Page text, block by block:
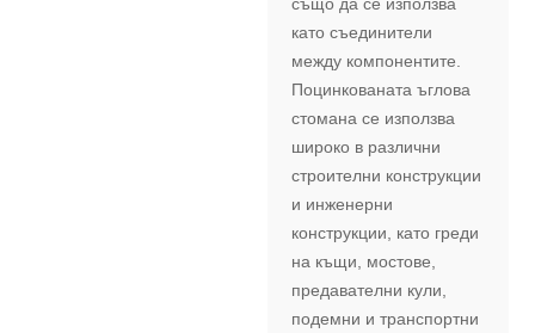
като съединители
между компонентите.
Поцинкованата ъглова
стомана се използва
широко в различни
строителни конструкции
и инженерни
конструкции, като греди
на къщи, мостове,
предавателни кули,
подемни и транспортни